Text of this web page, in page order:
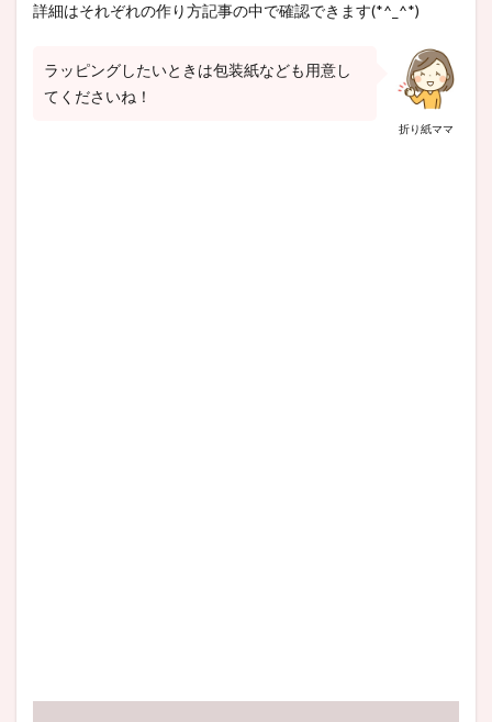
詳細はそれぞれの作り方記事の中で確認できます(*^_^*)
折り紙ママ
ラッピングしたいときは包装紙なども用意し
てくださいね！